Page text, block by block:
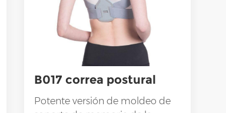
B017 correa postural
Potente versión de moldeo de